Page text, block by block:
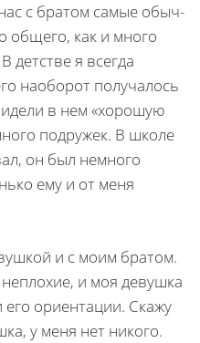
с братом самые обыч­
общего, как и много
детстве я всегда
наоборот получалось
в нем «хорошую
подру­жек. В школе
он был немного
ему и от меня
и с моим братом.
и моя девушка
ориентации. Скажу
у меня нет никого.